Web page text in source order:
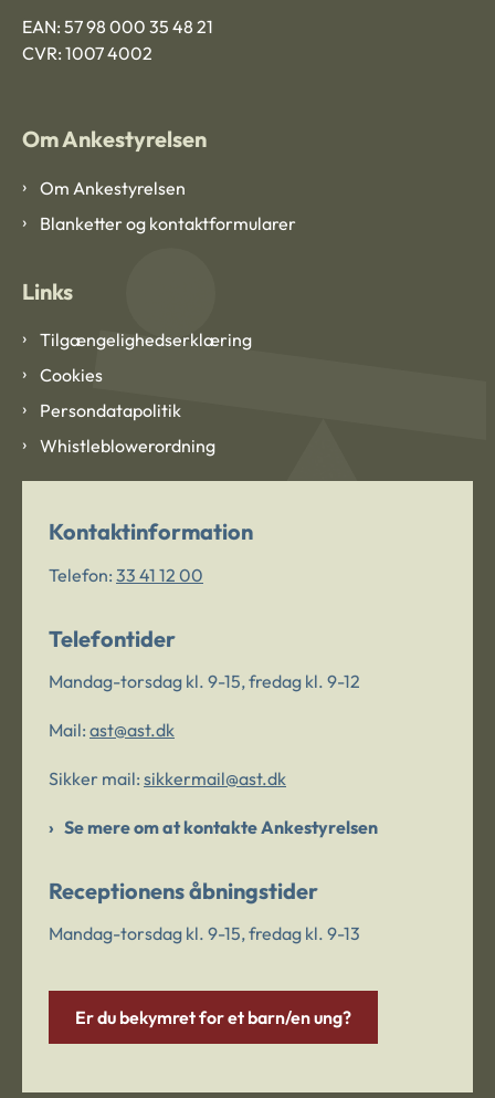
EAN: 57 98 000 35 48 21
CVR: 1007 4002
Om Ankestyrelsen
Om Ankestyrelsen
Blanketter og kontaktformularer
Links
Tilgængelighedserklæring
Cookies
Persondatapolitik
Whistleblowerordning
Kontaktinformation
Telefon: 33 41 12 00
Telefontider
Mandag-torsdag kl. 9-15, fredag kl. 9-12
Mail: ast@ast.dk
Sikker mail: sikkermail@ast.dk
Se mere om at kontakte Ankestyrelsen
Receptionens åbningstider
Mandag-torsdag kl. 9-15, fredag kl. 9-13
Er du bekymret for et barn/en ung?